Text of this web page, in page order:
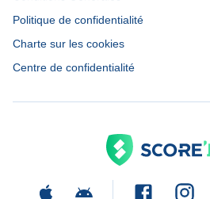
Politique de confidentialité
Charte sur les cookies
Centre de confidentialité